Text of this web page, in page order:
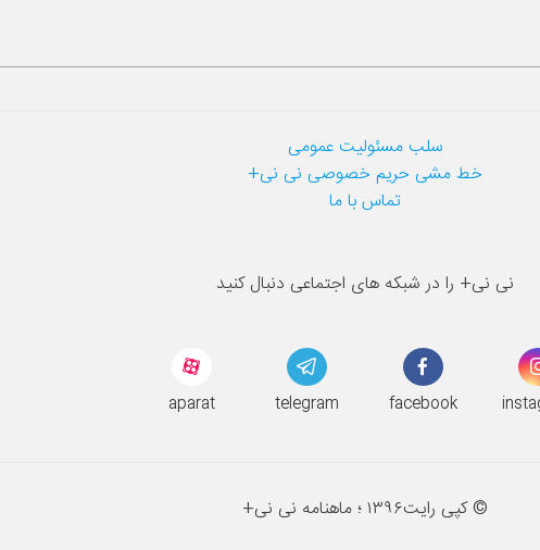
سلب مسئولیت عمومی
خط مشی حریم خصوصی نی نی+
تماس با ما
نی نی+ را در شبکه های اجتماعی دنبال کنید
aparat telegram facebook
© کپی رایت۱۳۹۶ ؛ ماهنامه نی نی+